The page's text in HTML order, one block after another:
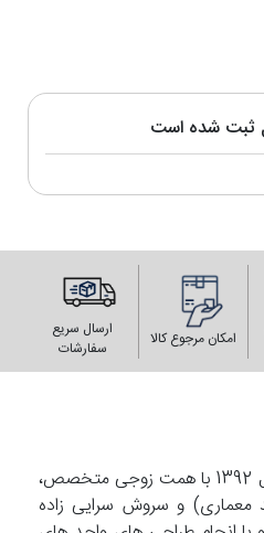
امکان مرجوع کالا
ارسال سریع
سفارشات
دفتر ساختمانی P&S در سال 1392 با همت زوجی متخصص،
معماری) و سروش سرایی زاده